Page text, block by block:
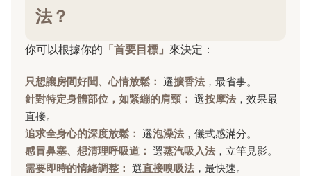
法？
你可以根據你的 「首要目標」 來決定：
只想讓房間好聞、心情放鬆： 選擴香法 ，最省事。
針對特定身體部位，如緊繃的肩頸： 選按摩法 ，效果最
直接。
追求全身心的深度放鬆： 選泡澡法 ，儀式感滿分。
感冒鼻塞、想清理呼吸道： 選蒸汽吸入法 ，立竿見影。
需要即時的情緒調整： 選直接嗅吸法 ，最快速。